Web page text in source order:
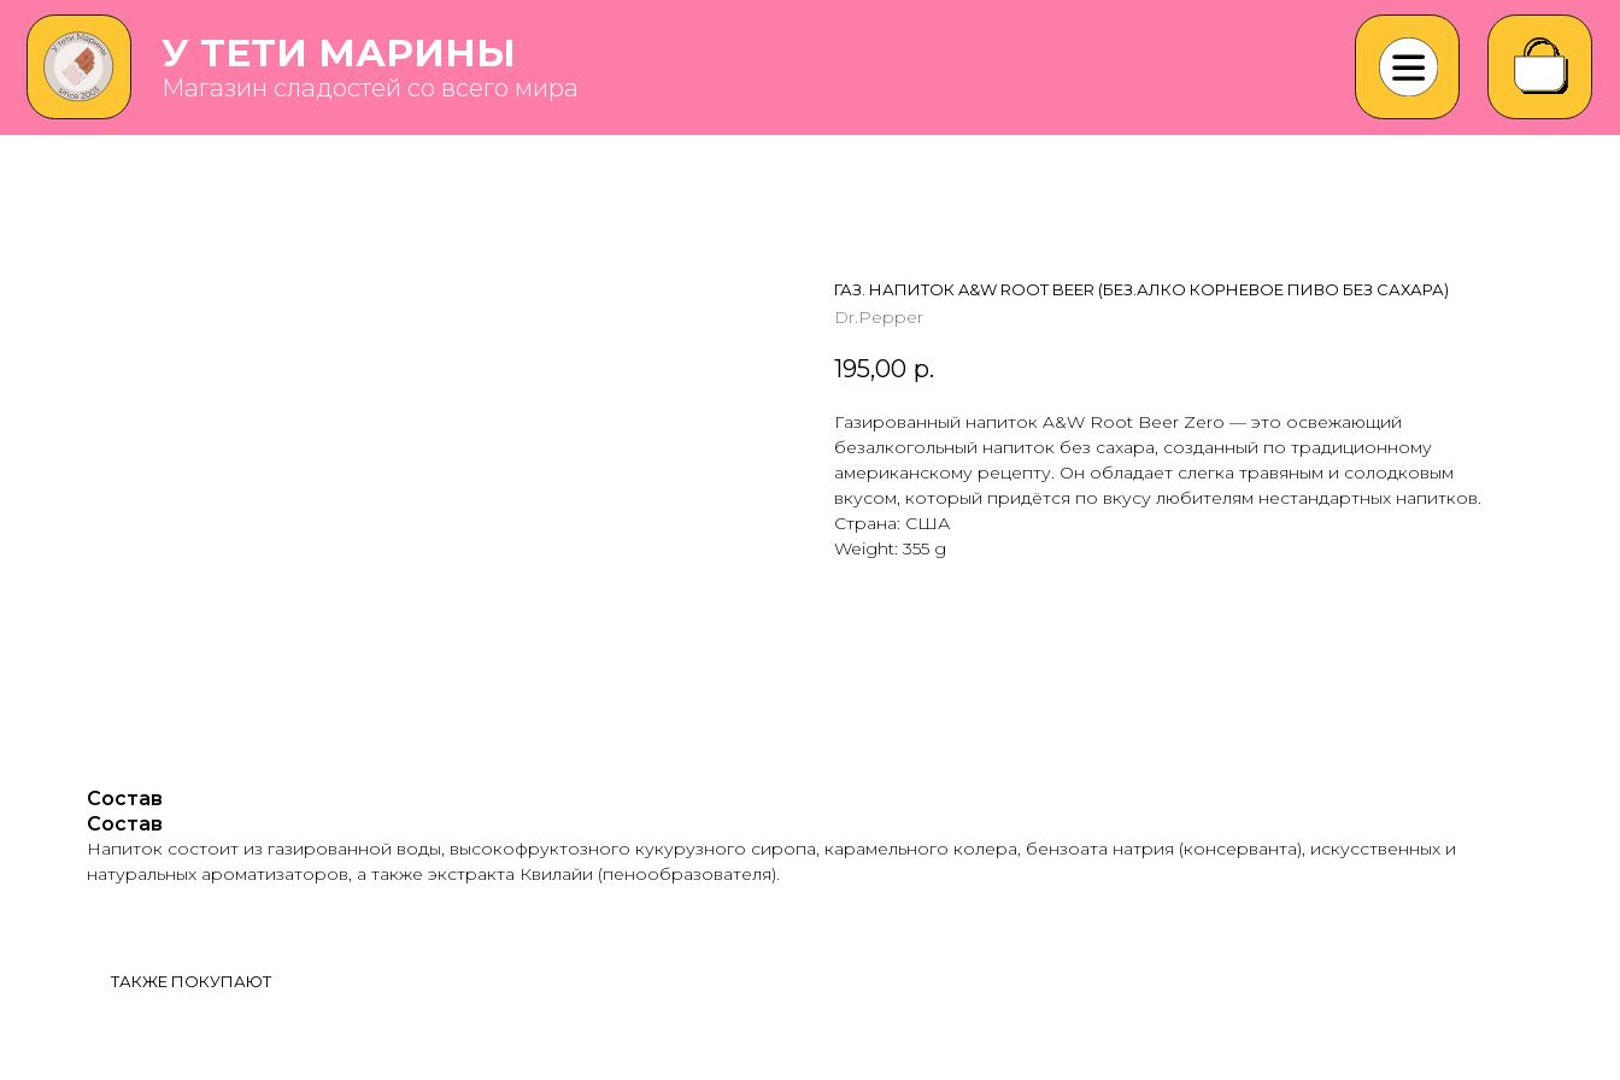
У ТЕТИ МАРИНЫ
Магазин сладостей со всего мира
ГАЗ. НАПИТОК A&W ROOT BEER (БЕЗ.АЛКО КОРНЕВОЕ ПИВО БЕЗ САХАРА)
Dr.Pepper
195,00 р.
Газированный напиток A&W Root Beer Zero — это освежающий
безалкогольный напиток без сахара, созданный по традиционному
американскому рецепту. Он обладает слегка травяным и солодковым
вкусом, который придётся по вкусу любителям нестандартных напитков.
Страна: CША
Weight: 355 g
Состав
Состав
Напиток состоит из газированной воды, высокофруктозного кукурузного сиропа, карамельного колера, бензоата натрия (консерванта), искусственных и
натуральных ароматизаторов, а также экстракта Квилайи (пенообразователя).
ТАКЖЕ ПОКУПАЮТ